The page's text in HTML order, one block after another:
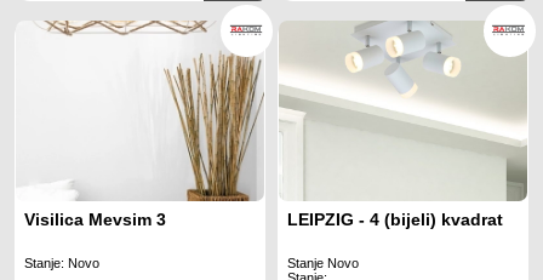
Visilica Mevsim 3
Stanje: Novo
LEIPZIG - 4 (bijeli) kvadrat
Stanje Novo